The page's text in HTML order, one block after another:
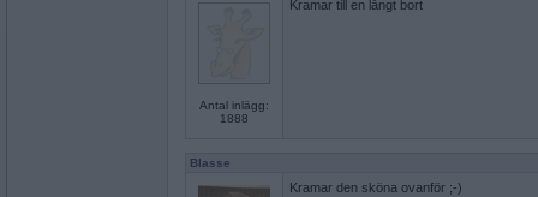
Antal inlägg:
1888
Kramar till en långt bort
Blasse
Kramar den sköna ovanför ;-)